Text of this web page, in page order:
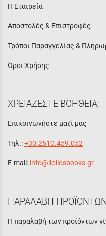
Η Εταιρεία
Αποστολές & Επιστροφές
Τρόποι Παραγγελίας &
Όροι Χρήσης
ΧΡΕΙΑΖΕΣΤΕ ΒΟΗΘΕΙΑ;
Επικοινωνήστε μαζί μας
Τηλ.:+30.2610.459.052
E-mail: info@lioliosbooks.gr
ΠΑΡΑΛΑΒΗ
Η παραλαβή των προϊόντων